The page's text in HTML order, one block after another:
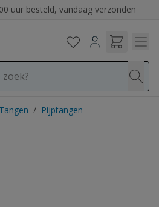
uur besteld, vandaag verzonden
Tangen / Pijptangen